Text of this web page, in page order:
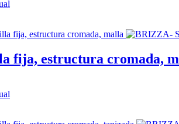
fija, estructura cromada,